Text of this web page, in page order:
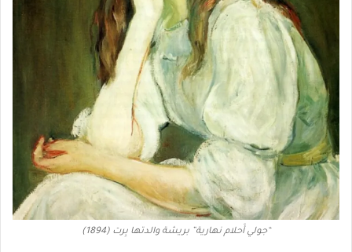
“جولي أَحلام نهارية” بريشة والدتها بِرت (1894)